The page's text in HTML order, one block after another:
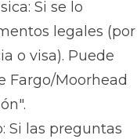
Si se lo
legales (por
o visa). Puede
Fargo/Moorhead
Si las preguntas